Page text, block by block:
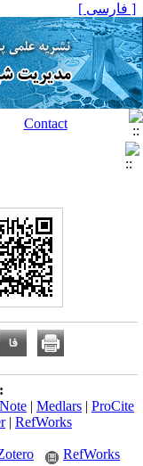
[ فارسی ]
Contact
| Medlars | ProCite
| RefWorks
RefWorks